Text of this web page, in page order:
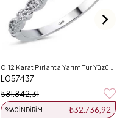
L057437
₺32.736,92
%60İNDIRIM
₺81.842,31